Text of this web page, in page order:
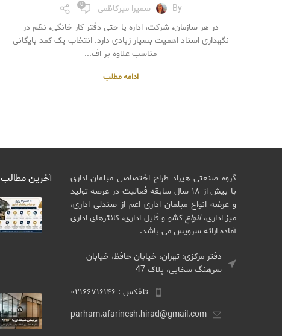
By سمیرا میرکاظمی 0
در هر سازمان، شرکت، اداره یا حتی دفتر کار خانگی، نظم در
نگهداری اسناد اهمیت بسیار زیادی دارد. انتخاب یک کمد بایگانی
مناسب علاوه بر اف...
ادامه مطلب
گروه صنعتی هیراد طراح اختصاصی مبلمان اداری
با بیش از ۱۸ سال سابقه فعالیت در عرصه تولید
و عرضه انواع مبلمان اداری اعم از صندلی اداری،
میز اداری،انواعکشو و فایل اداری، کانترهای اداری
آماده ارائه سرویس می باشد.
دفتر مرکزی: تهران، خیابان حافظ، خیابان
سرهنگ سخایی، پلاک 47
تلفکس : ۰۲۱۶۶۷۱۶۱۴۶
parham.afarinesh.hirad@gmail.com
آخرین مطالب